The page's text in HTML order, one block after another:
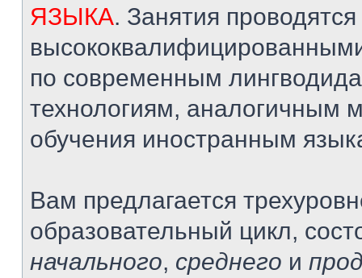
ЯЗЫКА. Занятия проводятся
по современным
технологиям, аналогичным
обучения иностранным
Вам предлагается
образовательный цикл,
начального, среднего и